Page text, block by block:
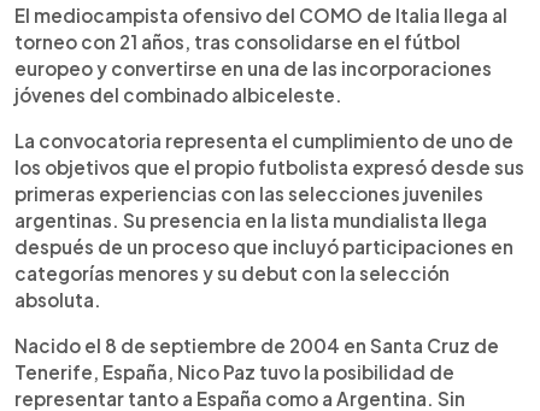
paso por el Real Madrid y sus destacadas
actuaciones con la Albiceleste.
El mediocampista ofensivo del COMO de Italia llega al
torneo con 21 años, tras consolidarse en el fútbol
europeo y convertirse en una de las incorporaciones
jóvenes del combinado albiceleste.
La convocatoria representa el cumplimiento de uno de
los objetivos que el propio futbolista expresó desde sus
primeras experiencias con las selecciones juveniles
argentinas. Su presencia en la lista mundialista llega
después de un proceso que incluyó participaciones en
categorías menores y su debut con la selección
absoluta.
Nacido el 8 de septiembre de 2004 en Santa Cruz de
Tenerife, España, Nico Paz tuvo la posibilidad de
representar tanto a España como a Argentina. Sin